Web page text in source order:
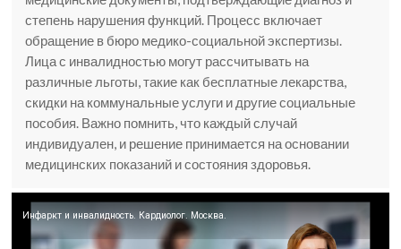
степень нарушения функций. Процесс включает
обращение в бюро медико-социальной экспертизы.
Лица с инвалидностью могут рассчитывать на
различные льготы, такие как бесплатные лекарства,
скидки на коммунальные услуги и другие социальные
пособия. Важно помнить, что каждый случай
индивидуален, и решение принимается на основании
медицинских показаний и состояния здоровья.
Инфаркт и инвалидность. Кардиолог. Москва.